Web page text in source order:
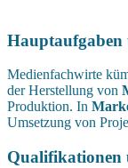
Medienfachwirte
der Herstellung von
Produktion. In
Umsetzung von
Qualifikationen